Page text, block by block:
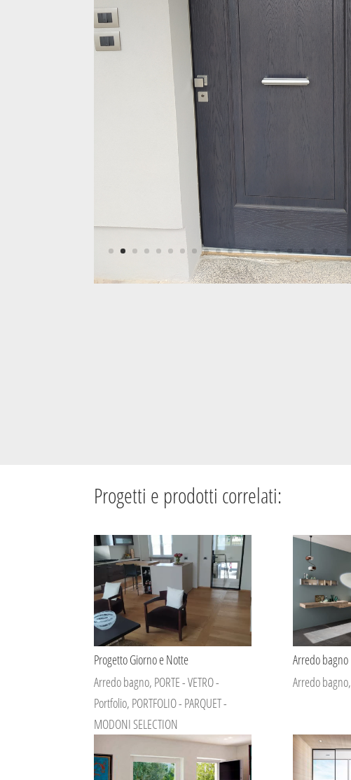
Progetti e prodotti correlati:
Progetto Giorno e Notte
Arredo bagno, PORTE - VETRO -
Portfolio, PORTFOLIO - PARQUET -
MODONI SELECTION
Arredo bagno
Arredo bagno,